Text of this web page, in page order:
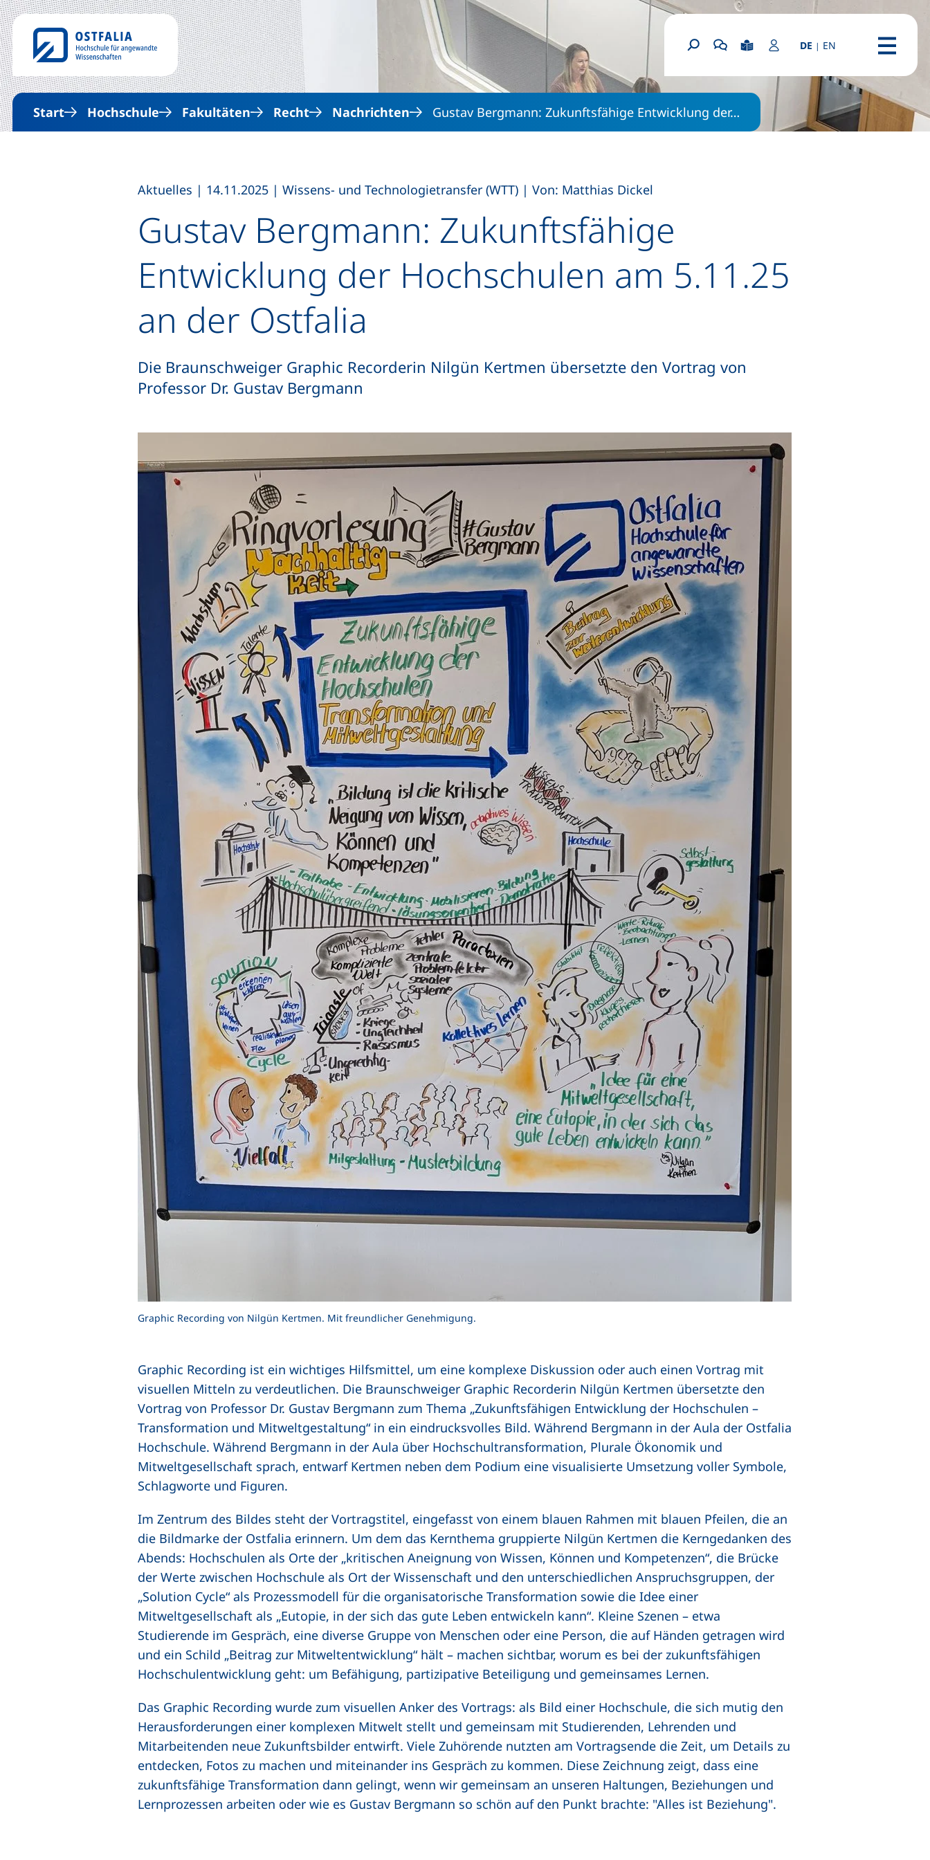
Direkt zum Inhalt
Suchformular
Chatbot OSCA starten
Leichte Sprache
Login Portal (externer Link,
DE | EN : EnglishMenü
Start Hochschule Fakultäten Recht Nachrichten Gustav Bergmann: Zukunftsfähige Entwicklung der…
Gustav Bergmann: Zukunftsfähige
Entwicklung der Hochschulen am 5.11.25
an der Ostfalia
Aktuelles | 14.11.2025 | Wissens- und Technologietransfer (WTT) | Von: Matthias Dickel
Die Braunschweiger Graphic Recorderin Nilgün Kertmen übersetzte den Vortrag von
Professor Dr. Gustav Bergmann
Graphic Recording von Nilgün Kertmen. Mit freundlicher Genehmigung.
Graphic Recording ist ein wichtiges Hilfsmittel, um eine komplexe Diskussion oder auch einen Vortrag mit
visuellen Mitteln zu verdeutlichen. Die Braunschweiger Graphic Recorderin Nilgün Kertmen (externer Link, öffnet neues Fenster)
übersetzte den
Vortrag von Professor Dr. Gustav Bergmann (externer Link, öffnet neues Fenster)
zum Thema „Zukunftsfähigen Entwicklung der Hochschulen –
Transformation und Mitweltgestaltung“ in ein eindrucksvolles Bild. Während Bergmann in der Aula der Ostfalia
Hochschule. Während Bergmann in der Aula über Hochschultransformation, Plurale Ökonomik und
Mitweltgesellschaft sprach, entwarf Kertmen neben dem Podium eine visualisierte Umsetzung voller Symbole,
Schlagworte und Figuren.
Im Zentrum des Bildes steht der Vortragstitel, eingefasst von einem blauen Rahmen mit blauen Pfeilen, die an
die Bildmarke der Ostfalia erinnern. Um dem das Kernthema gruppierte Nilgün Kertmen die Kerngedanken des
Abends: Hochschulen als Orte der „kritischen Aneignung von Wissen, Können und Kompetenzen“, die Brücke
der Werte zwischen Hochschule als Ort der Wissenschaft und den unterschiedlichen Anspruchsgruppen, der
„Solution Cycle“ als Prozessmodell für die organisatorische Transformation sowie die Idee einer
Mitweltgesellschaft als „Eutopie, in der sich das gute Leben entwickeln kann“. Kleine Szenen – etwa
Studierende im Gespräch, eine diverse Gruppe von Menschen oder eine Person, die auf Händen getragen wird
und ein Schild „Beitrag zur Mitweltentwicklung“ hält – machen sichtbar, worum es bei der zukunftsfähigen
Hochschulentwicklung geht: um Befähigung, partizipative Beteiligung und gemeinsames Lernen.
Das Graphic Recording wurde zum visuellen Anker des Vortrags: als Bild einer Hochschule, die sich mutig den
Herausforderungen einer komplexen Mitwelt stellt und gemeinsam mit Studierenden, Lehrenden und
Mitarbeitenden neue Zukunftsbilder entwirft. Viele Zuhörende nutzten am Vortragsende die Zeit, um Details zu
entdecken, Fotos zu machen und miteinander ins Gespräch zu kommen. Diese Zeichnung zeigt, dass eine
zukunftsfähige Transformation dann gelingt, wenn wir gemeinsam an unseren Haltungen, Beziehungen und
Lernprozessen arbeiten oder wie es Gustav Bergmann so schön auf den Punkt brachte: "Alles ist Beziehung".